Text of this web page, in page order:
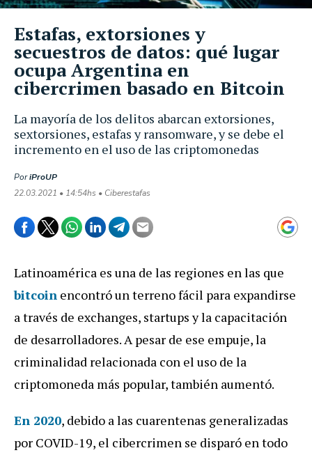
La mayoría de los delitos abarcan extorsiones,
sextorsiones, estafas y ransomware, y se debe el
incremento en el uso de las criptomonedas
PoriProUP
22.03.2021 • 14:54hs • Ciberestafas
Estafas, extorsiones y
secuestros de datos: qué lugar
ocupa Argentina en
cibercrimen basado en Bitcoin
Latinoamérica es una de las regiones en las que
bitcoin encontró un terreno fácil para expandirse
a través de exchanges, startups y la capacitación
de desarrolladores. A pesar de ese empuje, la
criminalidad relacionada con el uso de la
criptomoneda más popular, también aumentó.
En 2020, debido a las cuarentenas generalizadas
por COVID-19, el cibercrimen se disparó en todo